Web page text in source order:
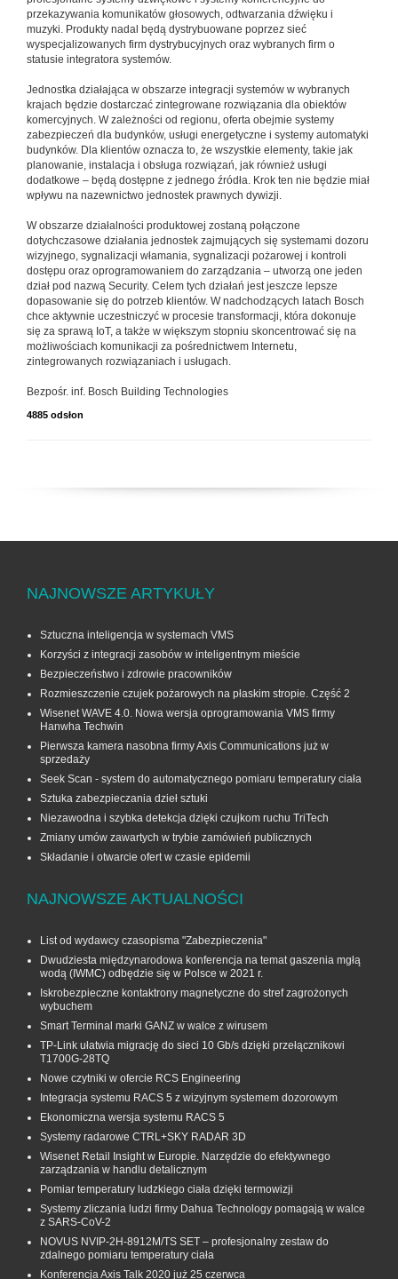
przekazywania komunikatów głosowych, odtwarzania dźwięku i
muzyki. Produkty nadal będą dystrybuowane poprzez sieć
wyspecjalizowanych firm dystrybucyjnych oraz wybranych firm o
statusie integratora systemów.
Jednostka działająca w obszarze integracji systemów w wybranych
krajach będzie dostarczać zintegrowane rozwiązania dla obiektów
komercyjnych. W zależności od regionu, oferta obejmie systemy
zabezpieczeń dla budynków, usługi energetyczne i systemy automatyki
budynków. Dla klientów oznacza to, że wszystkie elementy, takie jak
planowanie, instalacja i obsługa rozwiązań, jak również usługi
dodatkowe – będą dostępne z jednego źródła. Krok ten nie będzie miał
wpływu na nazewnictwo jednostek prawnych dywizji.
W obszarze działalności produktowej zostaną połączone
dotychczasowe działania jednostek zajmujących się systemami dozoru
wizyjnego, sygnalizacji włamania, sygnalizacji pożarowej i kontroli
dostępu oraz oprogramowaniem do zarządzania – utworzą one jeden
dział pod nazwą Security. Celem tych działań jest jeszcze lepsze
dopasowanie się do potrzeb klientów. W nadchodzących latach Bosch
chce aktywnie uczestniczyć w procesie transformacji, która dokonuje
się za sprawą IoT, a także w większym stopniu skoncentrować się na
możliwościach komunikacji za pośrednictwem Internetu,
zintegrowanych rozwiązaniach i usługach.
Bezpośr. inf. Bosch Building Technologies
4885 odsłon
NAJNOWSZE ARTYKUŁY
Sztuczna inteligencja w systemach VMS
Korzyści z integracji zasobów w inteligentnym mieście
Bezpieczeństwo i zdrowie pracowników
Rozmieszczenie czujek pożarowych na płaskim stropie. Część 2
Wisenet WAVE 4.0. Nowa wersja oprogramowania VMS firmy
Hanwha Techwin
Pierwsza kamera nasobna firmy Axis Communications już w
sprzedaży
Seek Scan - system do automatycznego pomiaru temperatury ciała
Sztuka zabezpieczania dzieł sztuki
Niezawodna i szybka detekcja dzięki czujkom ruchu TriTech
Zmiany umów zawartych w trybie zamówień publicznych
Składanie i otwarcie ofert w czasie epidemii
NAJNOWSZE AKTUALNOŚCI
List od wydawcy czasopisma "Zabezpieczenia"
Dwudziesta międzynarodowa konferencja na temat gaszenia mgłą
wodą (IWMC) odbędzie się w Polsce w 2021 r.
Iskrobezpieczne kontaktrony magnetyczne do stref zagrożonych
wybuchem
Smart Terminal marki GANZ w walce z wirusem
TP-Link ułatwia migrację do sieci 10 Gb/s dzięki przełącznikowi
T1700G‑28TQ
Nowe czytniki w ofercie RCS Engineering
Integracja systemu RACS 5 z wizyjnym systemem dozorowym
Ekonomiczna wersja systemu RACS 5
Systemy radarowe CTRL+SKY RADAR 3D
Wisenet Retail Insight w Europie. Narzędzie do efektywnego
zarządzania w handlu detalicznym
Pomiar temperatury ludzkiego ciała dzięki termowizji
Systemy zliczania ludzi firmy Dahua Technology pomagają w walce
z SARS-CoV-2
NOVUS NVIP-2H-8912M/TS SET – profesjonalny zestaw do
zdalnego pomiaru temperatury ciała
Konferencja Axis Talk 2020 już 25 czerwca